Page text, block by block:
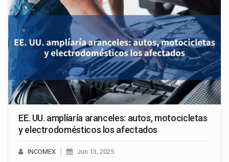
EE. UU. amplíaría aranceles: autos, motocicletas
y electrodomésticos los afectados
INCOMEX Jun 13, 2025